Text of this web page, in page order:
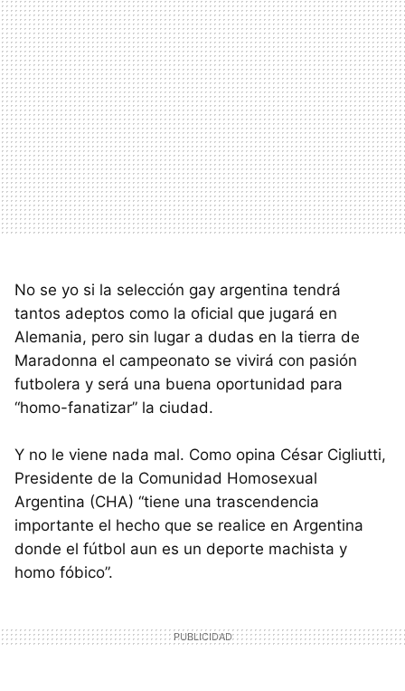
No se yo si la selección gay argentina tendrá
tantos adeptos como la oficial que jugará en
Alemania, pero sin lugar a dudas en la tierra de
Maradonna el campeonato se vivirá con pasión
futbolera y será una buena oportunidad para
“homo-fanatizar” la ciudad.
Y no le viene nada mal. Como opina César Cigliutti,
Presidente de la Comunidad Homosexual
Argentina (CHA) “tiene una trascendencia
importante el hecho que se realice en Argentina
donde el fútbol aun es un deporte machista y
homo fóbico”.